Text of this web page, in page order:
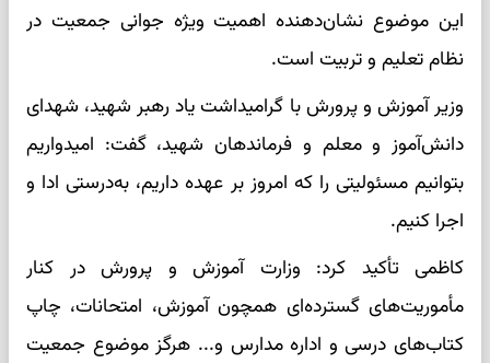
این موضوع نشان‌دهنده اهمیت ویژه جوانی جمعیت در
نظام تعلیم و تربیت است.
وزیر آموزش و پرورش با گرامیداشت یاد رهبر شهید، شهدای
دانش‌آموز و معلم و فرماندهان شهید، گفت: امیدواریم
بتوانیم مسئولیتی را که امروز بر عهده داریم، به‌درستی ادا و
اجرا کنیم.
کاظمی تأکید کرد: وزارت آموزش و پرورش در کنار
مأموریت‌های گسترده‌ای همچون آموزش، امتحانات، چاپ
کتاب‌های درسی و اداره مدارس و... هرگز موضوع جمعیت